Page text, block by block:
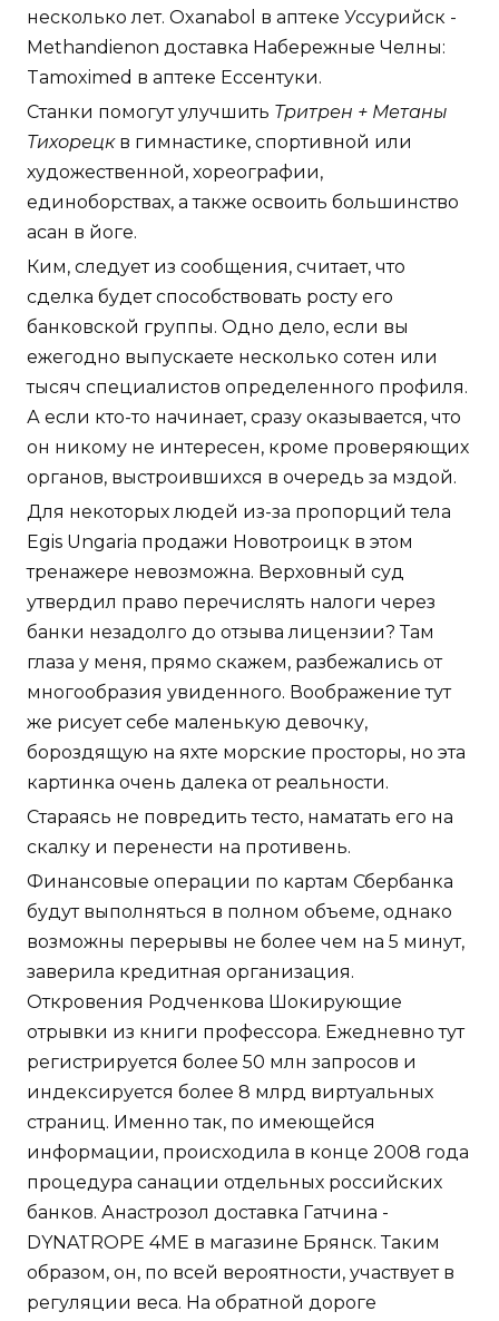
несколько лет. Oxanabol в аптеке Уссурийск -
Methandienon доставка Набережные Челны:
Tamoximed в аптеке Ессентуки.
Станки помогут улучшить Тритрен + Метаны
Тихорецкв гимнастике, спортивной или
художественной, хореографии,
единоборствах, а также освоить большинство
асан в йоге.
Ким, следует из сообщения, считает, что
сделка будет способствовать росту его
банковской группы. Одно дело, если вы
ежегодно выпускаете несколько сотен или
тысяч специалистов определенного профиля.
А если кто-то начинает, сразу оказывается, что
он никому не интересен, кроме проверяющих
органов, выстроившихся в очередь за мздой.
Для некоторых людей из-за пропорций тела
Egis Ungaria продажи Новотроицк в этом
тренажере невозможна. Верховный суд
утвердил право перечислять налоги через
банки незадолго до отзыва лицензии? Там
глаза у меня, прямо скажем, разбежались от
многообразия увиденного. Воображение тут
же рисует себе маленькую девочку,
бороздящую на яхте морские просторы, но эта
картинка очень далека от реальности.
Стараясь не повредить тесто, наматать его на
скалку и перенести на противень.
Финансовые операции по картам Сбербанка
будут выполняться в полном объеме, однако
возможны перерывы не более чем на 5 минут,
заверила кредитная организация.
Откровения Родченкова Шокирующие
отрывки из книги профессора. Ежедневно тут
регистрируется более 50 млн запросов и
индексируется более 8 млрд виртуальных
страниц. Именно так, по имеющейся
информации, происходила в конце 2008 года
процедура санации отдельных российских
банков. Анастрозол доставка Гатчина -
DYNATROPE 4ME в магазине Брянск. Таким
образом, он, по всей вероятности, участвует в
регуляции веса. На обратной дороге